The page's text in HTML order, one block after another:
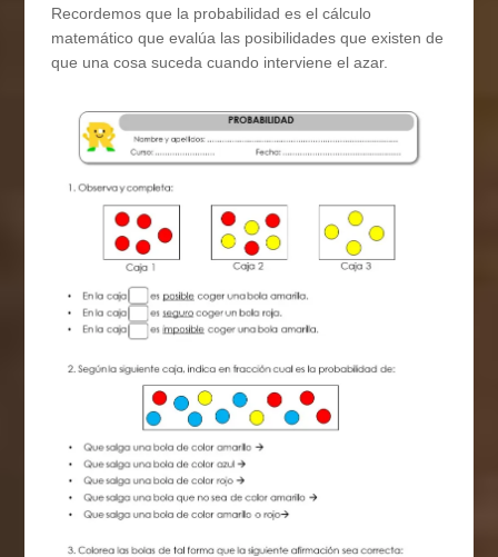
Recordemos que la probabilidad es el cálculo
matemático que evalúa las posibilidades que existen de
que una cosa suceda cuando interviene el azar.